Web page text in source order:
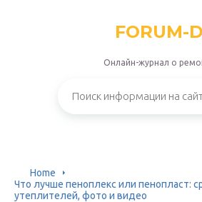
FORUM-
Онлайн-журнал о
Home
Что лучше пеноплекс или пенопласт:
утеплителей, фото и видео